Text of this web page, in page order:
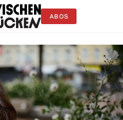
ABOS